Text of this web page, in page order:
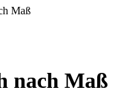
Maß
nach Maß